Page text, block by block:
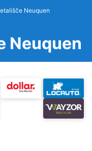
Neuquen
Neuquen